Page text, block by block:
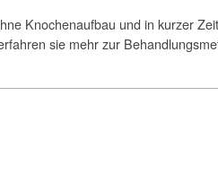
Knochenaufbau und in kurzer
sie mehr zur